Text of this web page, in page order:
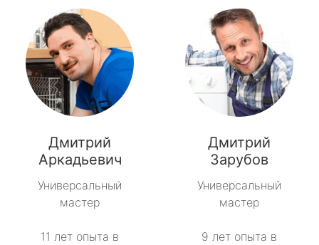
Дмитрий
Аркадьевич
Универсальный
мастер
11 лет опыта в
Дмитрий
Зарубов
Универсальный
мастер
9 лет опыта в